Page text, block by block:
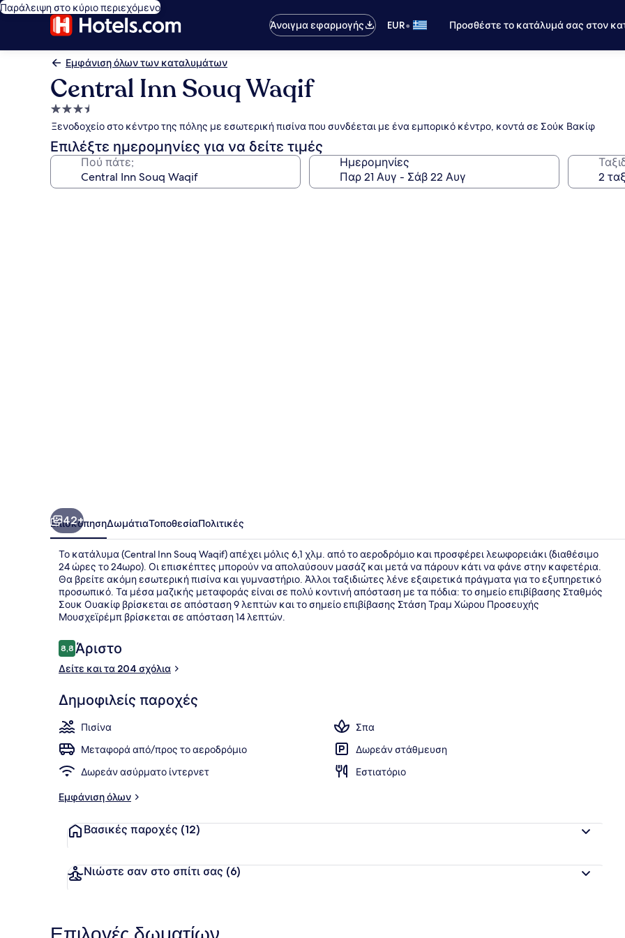
Παράλειψη στο κύριο περιεχόμενο
Άνοιγμα εφαρμογής
EUR• Προσθέστε το κατάλυμά σας στον
Εμφάνιση όλων των καταλυμάτων
Central Inn Souq Waqif
Κατάλυμα
με
3.5
αστέρια
Ξενοδοχείο στο κέντρο της πόλης με εσωτερική πισίνα που συνδέεται με ένα εμπορικό κέντρο, κοντά σε Σούκ Βακίφ
Επιλέξτε ημερομηνίες για να δείτε τιμές
Πού πάτε; Ημερομηνίες
Εξωτερικοί
42+
ΕπισκόπησηΔωμάτιαΤοποθεσίαΠολιτικές
Το κατάλυμα (Central Inn Souq Waqif) απέχει μόλις 6,1 χλμ. από το αεροδρόμιο και προσφέρει λεωφορειάκι (διαθέσιμο
24 ώρες το 24ωρο). Οι επισκέπτες μπορούν να απολαύσουν μασάζ και μετά να πάρουν κάτι να φάνε στην καφετέρια.
Θα βρείτε ακόμη εσωτερική πισίνα και γυμναστήριο. Άλλοι ταξιδιώτες λένε εξαιρετικά πράγματα για το εξυπηρετικό
προσωπικό. Τα μέσα μαζικής μεταφοράς είναι σε πολύ κοντινή απόσταση με τα πόδια: το σημείο επιβίβασης Σταθμός
Σουκ Ουακίφ βρίσκεται σε απόσταση 9 λεπτών και το σημείο επιβίβασης Στάση Τραμ Χώρου Προσευχής
Μουσχεϊρέμπ βρίσκεται σε απόσταση 14 λεπτών.
Σχόλια
8,88,8 στα 10
Άριστο
Δείτε και τα 204 σχόλια
Δημοφιλείς παροχές
Πισίνα
Σπα
Μεταφορά από/προς το αεροδρόμιο
Δωρεάν στάθμευση
Δωρεάν ασύρματο ίντερνετ
Εστιατόριο
Εμφάνιση όλων
Βασικές παροχές (12)
Νιώστε σαν στο σπίτι σας (6)